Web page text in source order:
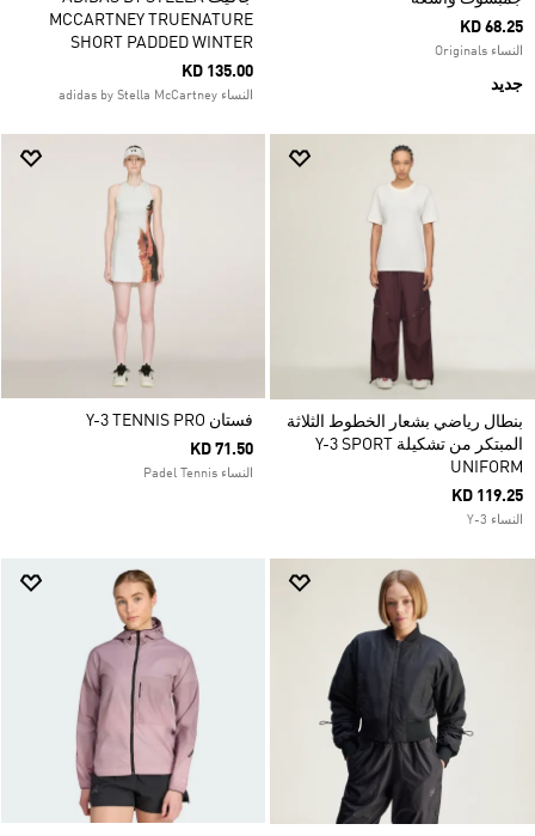
KD 68.25
النساء Originals
جديد
MCCARTNEY TRUENATURE
SHORT PADDED WINTER
KD 135.00
النساء adidas by Stella McCartney
بنطال رياضي بشعار الخطوط الثلاثة
المبتكر من تشكيلة Y-3 SPORT
UNIFORM
KD 119.25
النساء Y-3
فستان Y-3 TENNIS PRO
KD 71.50
النساء Padel Tennis